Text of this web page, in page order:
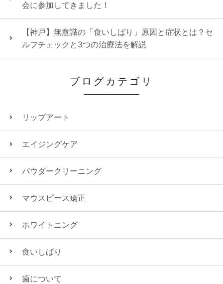
会に参加してきました！
【神戸】無意識の「食いしばり」原因と症状とは？セ
ルフチェックと3つの治療法を解説
ブログカテゴリ
リップアート
エイジングケア
パウダークリーニング
マウスピース矯正
ホワイトニング
食いしばり
歯について